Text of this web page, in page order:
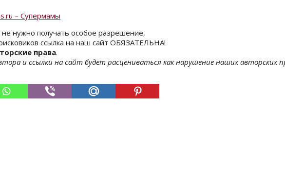
– Супермамы
не нужно получать особое разрешение,
ссылка на наш сайт ОБЯЗАТЕЛЬНА!
права.
и ссылки на сайт будет расцениваться как нарушение наших авторских